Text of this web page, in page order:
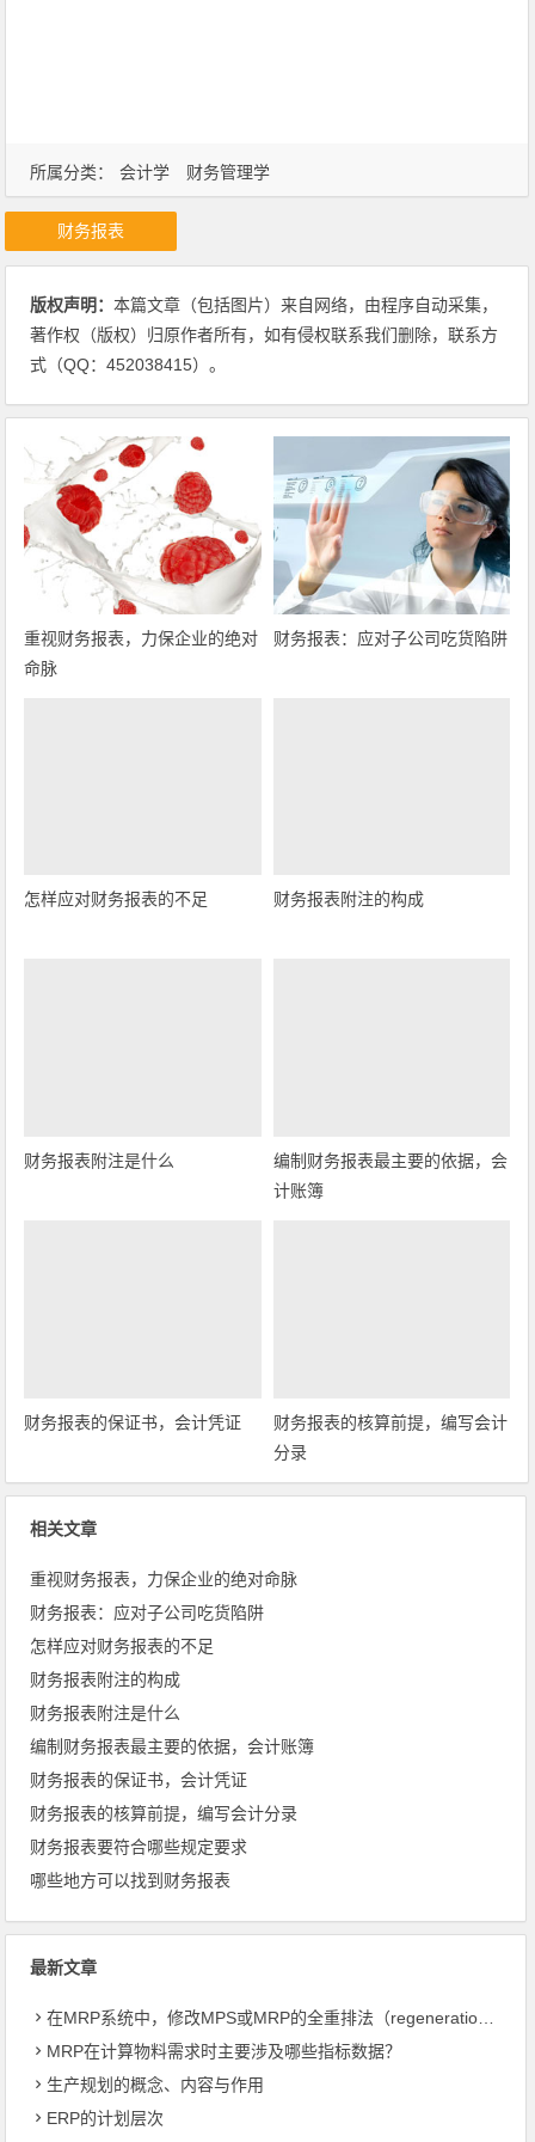
所属分类： 会计学 财务管理学
财务报表
版权声明：本篇文章（包括图片）来自网络，由程序自动采集，
著作权（版权）归原作者所有，如有侵权联系我们删除，联系方
式（QQ：452038415）。
重视财务报表，力保企业的绝对
命脉
财务报表：应对子公司吃货陷阱
怎样应对财务报表的不足 财务报表附注的构成
财务报表附注是什么
编制财务报表最主要的依据，会
计账簿
财务报表的保证书，会计凭证
财务报表的核算前提，编写会计
分录
相关文章
重视财务报表，力保企业的绝对命脉
财务报表：应对子公司吃货陷阱
怎样应对财务报表的不足
财务报表附注的构成
财务报表附注是什么
编制财务报表最主要的依据，会计账簿
财务报表的保证书，会计凭证
财务报表的核算前提，编写会计分录
财务报表要符合哪些规定要求
哪些地方可以找到财务报表
最新文章
在MRP系统中，修改MPS或MRP的全重排法（regeneration）和净改变法？
MRP在计算物料需求时主要涉及哪些指标数据？
生产规划的概念、内容与作用
ERP的计划层次